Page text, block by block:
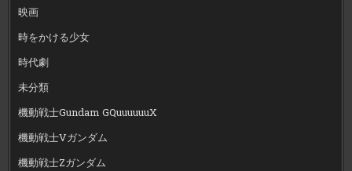
映画
時をかける少女
時代劇
未分類
機動戦士Gundam GQuuuuuuX
機動戦士Vガンダム
機動戦士Zガンダム